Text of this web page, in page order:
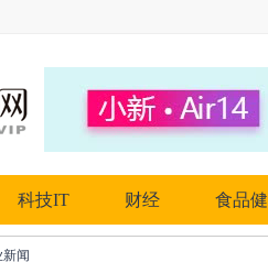
科技IT 财经 食品
闻